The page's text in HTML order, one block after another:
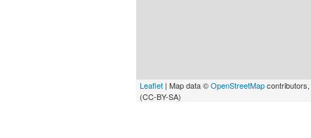
Leaflet| Map data ©OpenStreetMapcontributors,
(CC-BY-SA)